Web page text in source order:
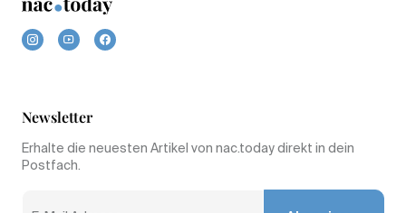
Newsletter
Erhalte die neuesten Artikel von nac.today direkt in dein
Postfach.